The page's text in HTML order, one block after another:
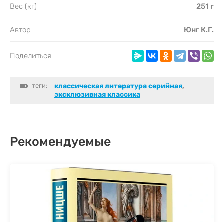
Вес (кг) 251 г
Автор Юнг К.Г.
Поделиться
теги: классическая литература серийная,
эксклюзивная классика
Рекомендуемые